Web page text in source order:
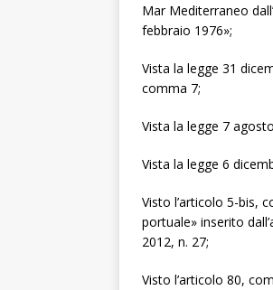
Mar Mediterraneo
febbraio 1976»;
Vista la legge 31
comma 7;
Vista la legge 7
Vista la legge 6
Visto l’articolo 5-bis,
portuale» inserito
2012, n. 27;
Visto l’articolo 80,